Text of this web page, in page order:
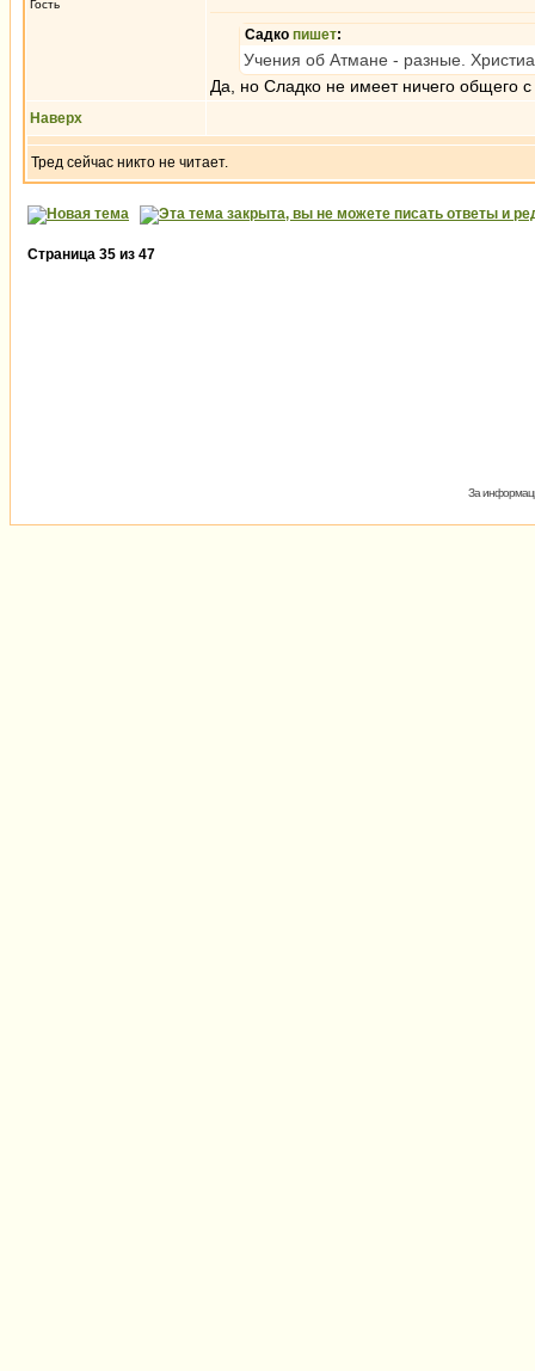
Гость
Садко пишет:
Учения об Атмане - разные.
Да, но Сладко не имеет ничего общего
Наверх
Тред сейчас никто не читает.
Страница 35 из 47
За